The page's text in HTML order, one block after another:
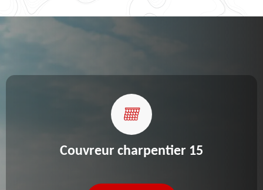
Couvreur charpentier 15